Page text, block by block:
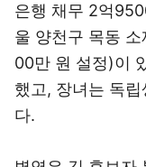
은행 채무 2억
울 양천구 목동
00만 원 설정)이
했고, 장녀는 독
다.